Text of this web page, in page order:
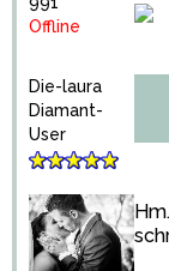
Offline
Die-laura
Diamant-
User